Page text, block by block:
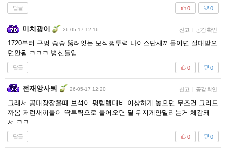
답글 0
0
미치광이 26-05-17 12:16 신고 | 공감 확인
1720부터 구멍 숭숭 뚫려잇는 보석뻥투력 나이스단새끼들이면 절대받으
면안됨 ㅋㅋㅋ 병신들임
답글 0
0
전재앙사퇴 26-05-17 12:20 신고 | 공감 확인
그래서 공대장잡을때 보석이 평템렙대비 이상하게 높으면 무조건 그리드
까봄 저런새끼들이 딱투력으로 들어오면 딜 뒤지게안밀리는거 체감돼
서 ㅋㅋ
답글 0
0